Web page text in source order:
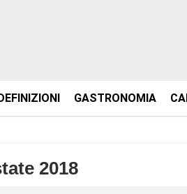
GASTRONOMIA
2018